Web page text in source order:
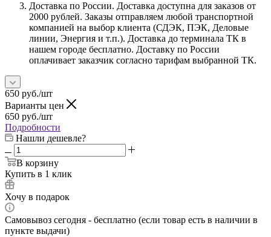
Доставка по России. Доставка доступна для заказов от
2000 рублей. Заказы отправляем любой транспортной
компанией на выбор клиента (СДЭК, ПЭК, Деловые
линии, Энергия и т.п.). Доставка до терминала ТК в
нашем городе бесплатно. Доставку по России
оплачивает заказчик согласно тарифам выбранной ТК.
650 руб./шт
Варианты цен
650 руб./шт
Подробности
Нашли дешевле?
В корзину
Купить в 1 клик
Хочу в подарок
Самовывоз сегодня - бесплатно (если товар есть в наличии в
пункте выдачи)